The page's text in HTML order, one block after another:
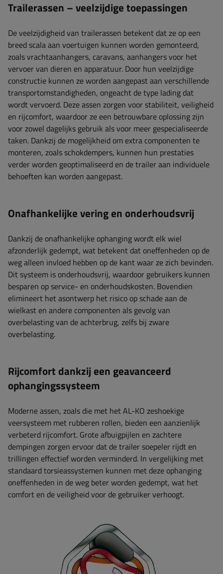
Trailerassen – veelzijdige toepassingen
De veelzijdigheid van trailerassen betekent dat ze op een
breed scala aan voertuigen kunnen worden gemonteerd,
zoals vrachtaanhangers, caravans, aanhangers voor het
vervoer van dieren en apparatuur. Door hun veelzijdige
constructie kunnen ze worden aangepast aan verschillende
transportomstandigheden, ongeacht de type lading dat
wordt vervoerd. Deze assen zorgen voor stabiliteit, veiligheid
en rijcomfort, waardoor ze een betrouwbare oplossing zijn
voor zowel dagelijks gebruik als voor meer gespecialiseerde
taken. Dankzij de mogelijkheid om extra componenten te
monteren, zoals schokdempers, kunnen hun prestaties
verder worden geoptimaliseerd en de trailer aan individuele
behoeften kan worden aangepast.
Onafhankelijke vering en onderhoudsvrij
Dankzij de onafhankelijke ophanging wordt elk wiel
afzonderlijk gedempt, wat betekent dat oneffenheden op de
weg alleen invloed hebben op de kant waar ze zich bevinden.
Dit systeem is onderhoudsvrij, waardoor gebruikers kunnen
besparen op service- en onderhoudskosten. Bovendien
elimineert het asontwerp het risico op schade aan de
wielkast en andere componenten als gevolg van
overbelasting van de achterbrug, zelfs bij zware
overbelasting.
Rijcomfort dankzij een geavanceerd
ophangingssysteem
Moderne assen, zoals die met het AL-KO zeshoekige
veersysteem met rubberen rollen, bieden een aanzienlijk
verbeterd rijcomfort. Grote afbuigpijlen en zachtere
dempingen zorgen ervoor dat de trailer soepeler rijdt en
trillingen effectief worden verminderd. In vergelijking met
standaard torsieassystemen kunnen met deze ophanging
oneffenheden in de weg beter worden gedempt, wat het
comfort en de veiligheid voor de gebruiker verhoogt.